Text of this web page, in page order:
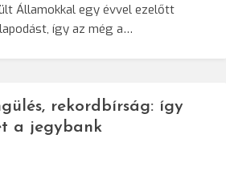
Államokkal egy évvel ezelőtt
így az még a…
rekordbírság: így
a jegybank